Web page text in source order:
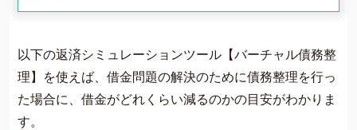
以下の返済シミュレーションツール【バーチャル債務整
理】を使えば、借金問題の解決のために債務整理を行っ
た場合に、借金がどれくらい減るのかの目安がわかりま
す。